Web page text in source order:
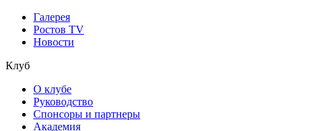
Галерея
Ростов TV
Новости
Клуб
О клубе
Руководство
Спонсоры и партнеры
Академия